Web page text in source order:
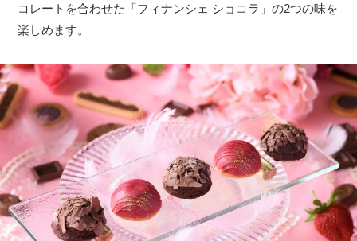
コレートを合わせた「フィナンシェ ショコラ」の2つの味を
楽しめます。